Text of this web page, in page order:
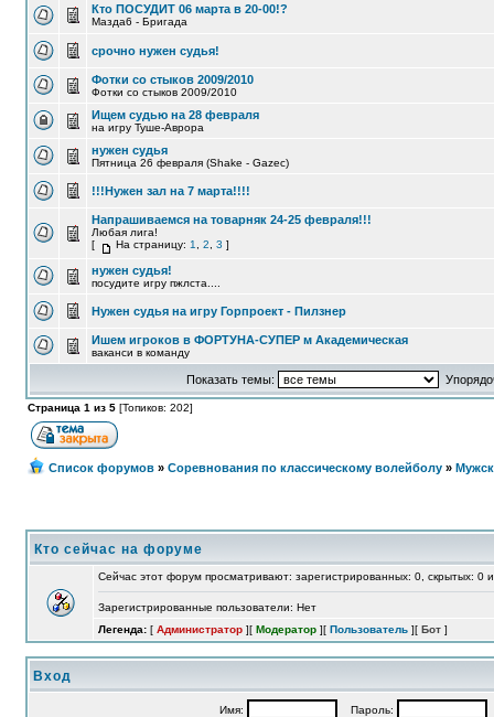
Кто ПОСУДИТ 06 марта в 20-00!?
Мазда6 - Бригада
срочно нужен судья!
Фотки со стыков 2009/2010
Фотки со стыков 2009/2010
Ищем судью на 28 февраля
на игру Туше-Аврора
нужен судья
Пятница 26 февраля (Shake - Gazec)
!!!Нужен зал на 7 марта!!!!
Напрашиваемся на товарняк 24-25 февраля!!!
Любая лига!
[
На страницу: 1 2 3 ]
нужен судья!
посудите игру пжлста....
Нужен судья на игру Горпроект - Пилзнер
Ишем игроков в ФОРТУНА-СУПЕР м Академическая
ваканси в команду
Показать темы:
Страница 1 из 5 [Топиков: 202]
Список форумов » Соревнования по классическому волейболу »
Кто сейчас на форуме
Сейчас этот форум просматривают: зарегистрированных: 0, скрытых: 0
Зарегистрированные пользователи: Нет
Легенда: [ Администратор ][ Модератор ][ Пользователь ][ Бот ]
Вход
Имя: Пароль: